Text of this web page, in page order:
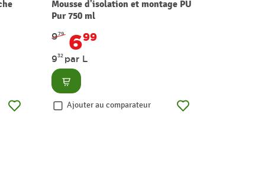
Mousse d'isolation et montage PU
Pur 750 ml
979 699
932 par L
Consulter
Ajouter au comparateur